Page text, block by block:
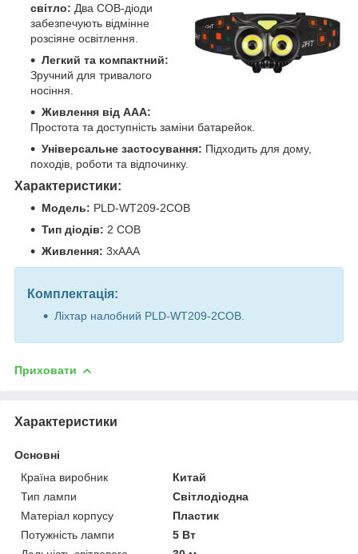
світло: Два COB-діоди
забезпечують відмінне
розсіяне освітлення.
Легкий та компактний:
Зручний для тривалого
носіння.
Живлення від AAA:
Простота та доступність заміни батарейок.
Універсальне застосування: Підходить для дому,
походів, роботи та відпочинку.
Характеристики:
Модель: PLD-WT209-2COB
Тип діодів: 2 COB
Живлення: 3xAAA
Комплектація:
Ліхтар налобний PLD-WT209-2COB.
Приховати
Характеристики
Основні
Країна виробник
Китай
Тип лампи
Світлодіодна
Матеріал корпусу
Пластик
Потужність лампи
5 Вт